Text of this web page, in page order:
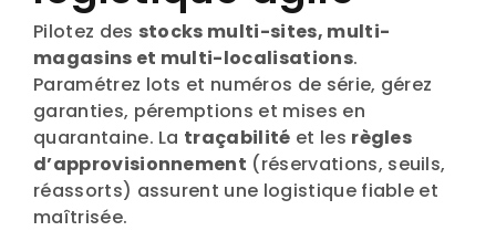
Pilotez des stocks multi-sites, multi-
magasins et multi-localisations.
Paramétrez lots et numéros de série, gérez
garanties, péremptions et mises en
quarantaine. La traçabilité et les règles
d’approvisionnement (réservations, seuils,
réassorts) assurent une logistique fiable et
maîtrisée.